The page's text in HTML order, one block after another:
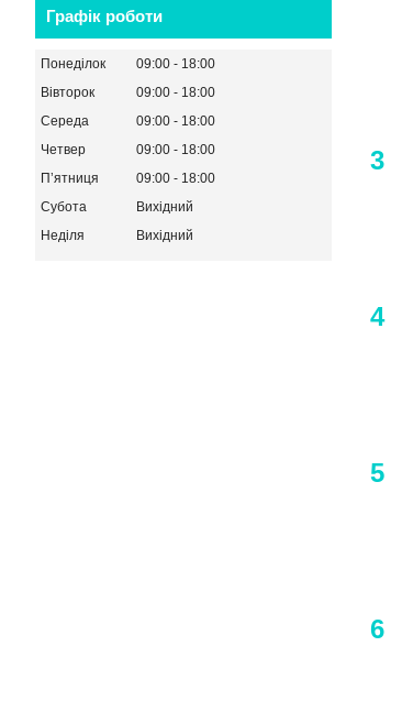
3
4
5
6
Графік роботи
Понеділок 09:00
18:00
Вівторок
09:00
18:00
Середа
09:00
18:00
Четвер
09:00
18:00
Пʼятниця
09:00
18:00
Субота
Вихідний
Неділя
Вихідний